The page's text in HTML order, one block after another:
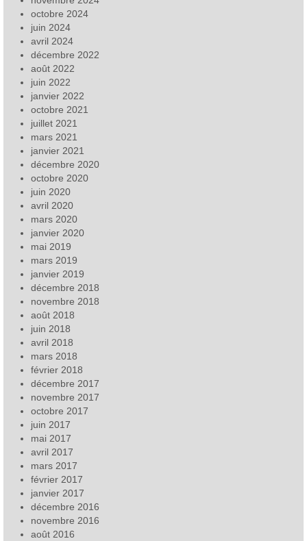
octobre 2024
juin 2024
avril 2024
décembre 2022
août 2022
juin 2022
janvier 2022
octobre 2021
juillet 2021
mars 2021
janvier 2021
décembre 2020
octobre 2020
juin 2020
avril 2020
mars 2020
janvier 2020
mai 2019
mars 2019
janvier 2019
décembre 2018
novembre 2018
août 2018
juin 2018
avril 2018
mars 2018
février 2018
décembre 2017
novembre 2017
octobre 2017
juin 2017
mai 2017
avril 2017
mars 2017
février 2017
janvier 2017
décembre 2016
novembre 2016
août 2016